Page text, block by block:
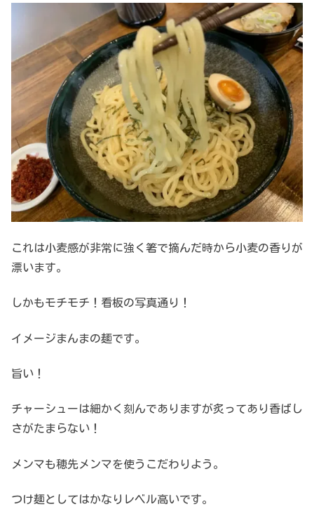
これは小麦感が非常に強く箸で摘んだ時から小麦の香りが
漂います。
しかもモチモチ！看板の写真通り！
イメージまんまの麺です。
旨い！
チャーシューは細かく刻んでありますが炙ってあり香ばし
さがたまらない！
メンマも穂先メンマを使うこだわりよう。
つけ麺としてはかなりレベル高いです。